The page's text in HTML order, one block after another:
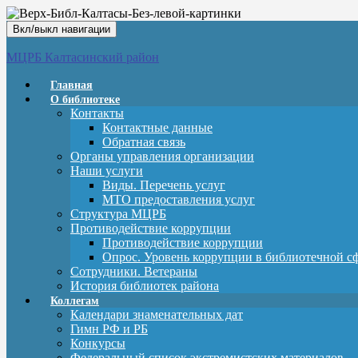
Вкл/выкл навигации
МЦРБ Калтасинский район
Главная
О библиотеке
Контакты
Контактные данные
Обратная связь
Органы управления организации
Наши услуги
Виды. Перечень услуг
МТО предоставления услуг
Структура МЦРБ
Противодействие коррупции
Противодействие коррупции
Опрос. Уровень коррупции в библиотечной
Сотрудники. Ветераны
История библиотек района
Коллегам
Календари знаменательных дат
Гимн РФ и РБ
Конкурсы